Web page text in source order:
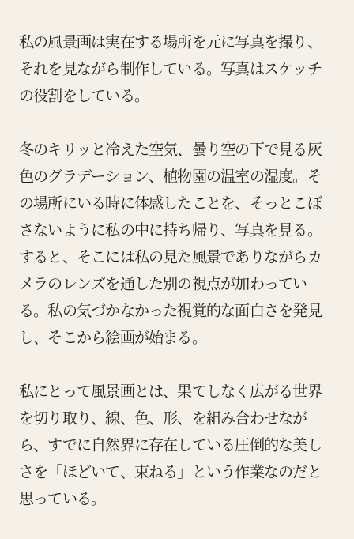
私の風景画は実在する場所を元に写真を撮り、
それを見ながら制作している。写真はスケッチ
の役割をしている。
冬のキリッと冷えた空気、曇り空の下で見る灰
色のグラデーション、植物園の温室の湿度。そ
の場所にいる時に体感したことを、そっとこぼ
さないように私の中に持ち帰り、写真を見る。
すると、そこには私の見た風景でありながらカ
メラのレンズを通した別の視点が加わってい
る。私の気づかなかった視覚的な面白さを発見
し、そこから絵画が始まる。
私にとって風景画とは、果てしなく広がる世界
を切り取り、線、色、形、を組み合わせなが
ら、すでに自然界に存在している圧倒的な美し
さを「ほどいて、束ねる」という作業なのだと
思っている。